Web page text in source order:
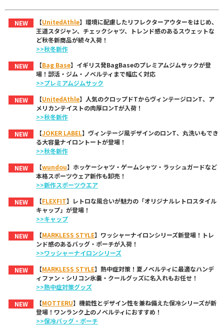
NEW 【UnitedAthle】環境に配慮したリフレクターアウターをはじめ、
王道スタジャン、チェックシャツ、トレンド感のあるスウェットな
ど秋冬新商品が続々入荷！
>>秋冬新作
NEW
【Bag Base】イギリス発BagBaseのプレミアムジムサックが登
場！部活・ジム・ノベルティまで幅広く対応
>>プレミアムジムサック
NEW
【UnitedAthle】人気のクロップドTからヴィンテージロンT、ア
メリカンテイストの肉厚ロンTが入荷！
>>秋冬新作
NEW
【JOKER LABEL】ヴィンテージ風デザインのロンT、丸洗いもでき
る大容量ナイロントートが登場！
>>秋冬新作
NEW
【wundou】ホッケーシャツ・ゲームシャツ・ラッシュガードなど
本格スポーツウェア新作も卸売！
>>新作スポーツウエア
NEW
【FLEXFIT】レトロな風合いが魅力の「オリジナルレトロスタイル
キャップ」が登場！
>>キャップ
NEW
【MARKLESS STYLE】ワッシャーナイロンシリーズ新登場！トレ
ンド感のあるバッグ・ポーチが入荷！
>>ワッシャーナイロンシリーズ
NEW
【MARKLESS STYLE】熱中症対策！夏ノベルティに最適なハンデ
ィファン・シリコン氷嚢・クールグッズに名入れもお任せ！
>>熱中症対策グッズ
NEW
【MOTTERU】機能性とデザイン性を兼ね備えた保冷シリーズが新
登場！ワンランク上のノベルティにおすすめ！
>>保冷バッグ・ポーチ